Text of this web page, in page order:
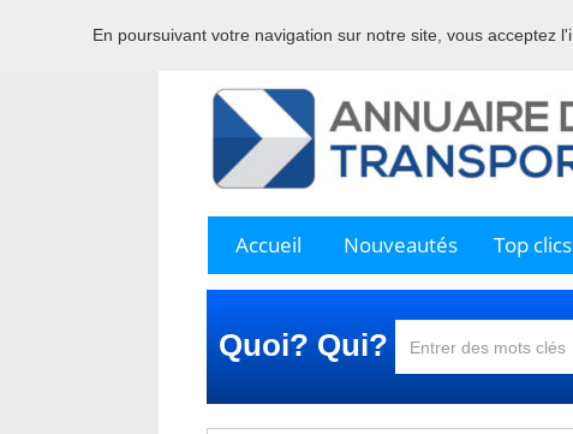
Accueil Nouveautés Top clics
Quoi? Qui?
En poursuivant votre navigation sur notre site, vous acceptez